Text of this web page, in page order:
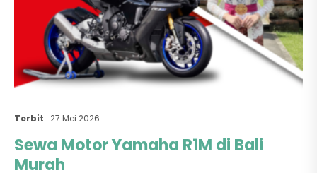
Terbit : 27 Mei 2026
Sewa Motor Yamaha R1M di Bali
Murah